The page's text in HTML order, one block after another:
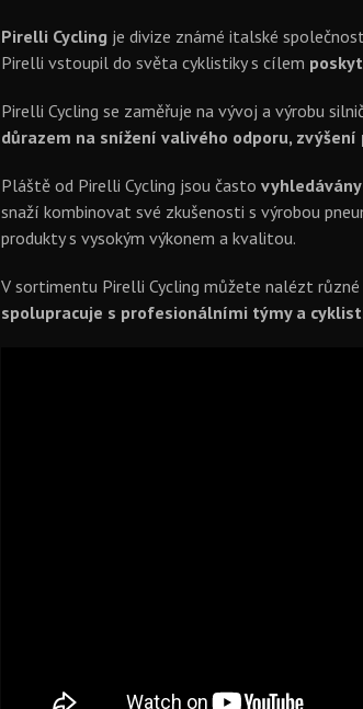
Pirelli Cycling je divize známé italské
Pirelli vstoupil do světa cyklistiky s cílem
Pirelli Cycling se zaměřuje na vývoj a výrobu
důrazem na snížení valivého odporu,
Pláště od Pirelli Cycling jsou často
snaží kombinovat své zkušenosti s výrobou
produkty s vysokým výkonem a kvalitou.
V sortimentu Pirelli Cycling můžete nalézt
spolupracuje s profesionálními týmy a